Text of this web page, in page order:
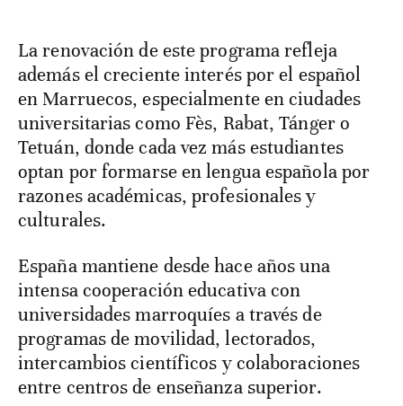
La renovación de este programa refleja
además el creciente interés por el español
en Marruecos, especialmente en ciudades
universitarias como Fès, Rabat, Tánger o
Tetuán, donde cada vez más estudiantes
optan por formarse en lengua española por
razones académicas, profesionales y
culturales.
España mantiene desde hace años una
intensa cooperación educativa con
universidades marroquíes a través de
programas de movilidad, lectorados,
intercambios científicos y colaboraciones
entre centros de enseñanza superior.